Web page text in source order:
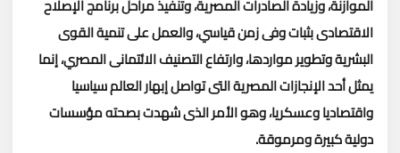
الموازنة، وزيادة الصادرات المصرية، وتنفيذ مراحل برنامج الإصلاح
الاقتصادى بثبات وفى زمن قياسي، والعمل على تنمية القوى
البشرية وتطوير مواردها، وارتفاع التصنيف الائتمانى المصري، إنما
يمثل أحد الإنجازات المصرية التى تواصل إبهار العالم سياسيا
واقتصاديا وعسكريا، وهو الأمر الذى شهدت بصحته مؤسسات
دولية كبيرة ومرموقة.